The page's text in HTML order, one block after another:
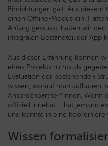
Einrichtungen galt. Aus
einen Offline-Modus ein.
Anfang gewusst, hätten wir
integralen Bestandteil der App
Aus dieser Erfahrung können
eines Projekts nichts als
Evaluation der bestehenden
wissen, worauf man aufbauen
Ansprechpartner*innen. Wenn
offiziell innehat – hat jemand
und könnte in eine
Wissen